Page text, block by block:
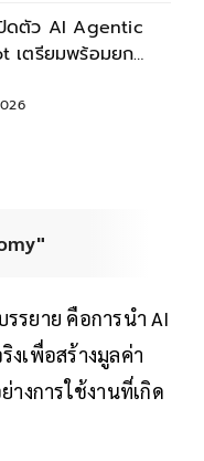
ดตัว AI Agentic
เตรียมพร้อมยก
รยาย คือการนำ AI
งเพื่อสร้างมูลค่า
างการใช้งานที่เกิด